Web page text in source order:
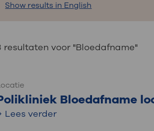
Uw
Uw
steeds verder uit, zodat u zelf
Direct naar MijnOLVG
Show results in English
resultaten voor "Bloedafname"
Bloedafname
Lees verder